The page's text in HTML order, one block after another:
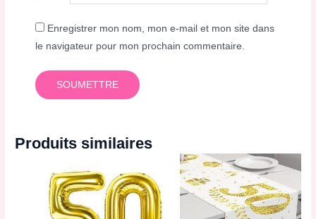
Enregistrer mon nom, mon e-mail et mon site dans
le navigateur pour mon prochain commentaire.
Produits similaires